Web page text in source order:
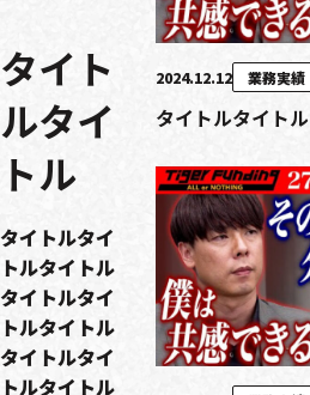
タイト
ルタイ
トル
タイトルタイ
トルタイトル
タイトルタイ
トルタイトル
タイトルタイ
トルタイトル
2024.12.12 業務実績
タイトルタイトル